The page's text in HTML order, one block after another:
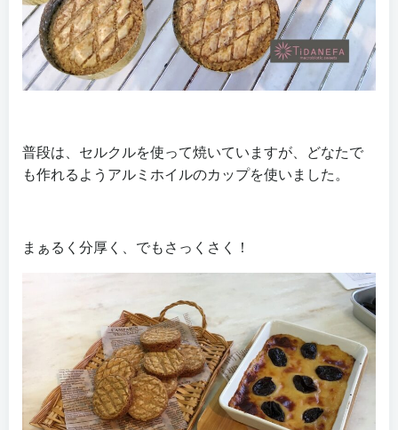
普段は、セルクルを使って焼いていますが、どなたで
も作れるようアルミホイルのカップを使いました。
まぁるく分厚く、でもさっくさく！